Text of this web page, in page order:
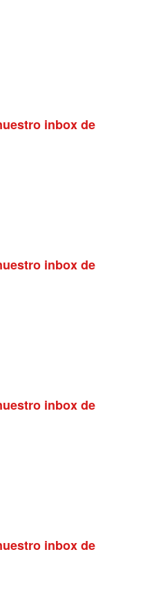
inbox de
inbox de
inbox de
inbox de